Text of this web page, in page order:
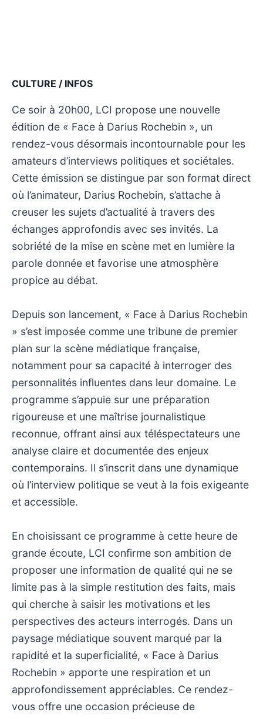
CULTURE / INFOS
Ce soir à 20h00, LCI propose une nouvelle
édition de « Face à Darius Rochebin », un
rendez-vous désormais incontournable pour les
amateurs d’interviews politiques et sociétales.
Cette émission se distingue par son format direct
où l’animateur, Darius Rochebin, s’attache à
creuser les sujets d’actualité à travers des
échanges approfondis avec ses invités. La
sobriété de la mise en scène met en lumière la
parole donnée et favorise une atmosphère
propice au débat.
Depuis son lancement, « Face à Darius Rochebin
» s’est imposée comme une tribune de premier
plan sur la scène médiatique française,
notamment pour sa capacité à interroger des
personnalités influentes dans leur domaine. Le
programme s’appuie sur une préparation
rigoureuse et une maîtrise journalistique
reconnue, offrant ainsi aux téléspectateurs une
analyse claire et documentée des enjeux
contemporains. Il s’inscrit dans une dynamique
où l’interview politique se veut à la fois exigeante
et accessible.
En choisissant ce programme à cette heure de
grande écoute, LCI confirme son ambition de
proposer une information de qualité qui ne se
limite pas à la simple restitution des faits, mais
qui cherche à saisir les motivations et les
perspectives des acteurs interrogés. Dans un
paysage médiatique souvent marqué par la
rapidité et la superficialité, « Face à Darius
Rochebin » apporte une respiration et un
approfondissement appréciables. Ce rendez-
vous offre une occasion précieuse de